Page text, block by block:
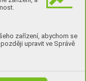
zařízení, abychom se
upravit ve Správě